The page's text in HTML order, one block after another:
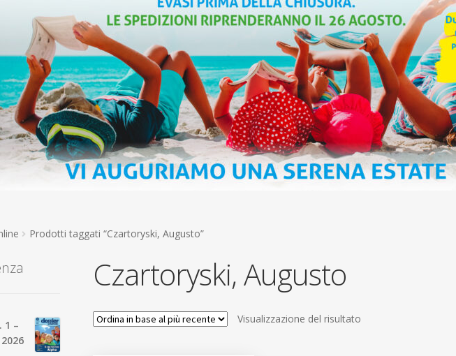
Prodotti taggati “Czartoryski, Augusto”
Czartoryski, Augusto
Visualizzazione del risultato
1 –